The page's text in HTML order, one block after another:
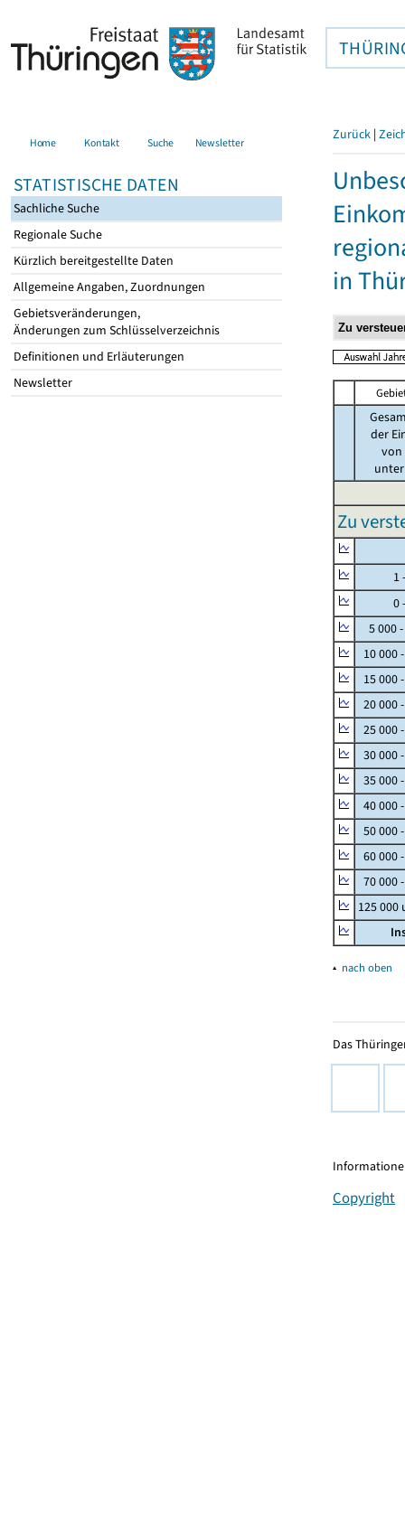
Home Kontakt Suche Newsletter
STATISTISCHE DATEN
Sachliche Suche
Regionale Suche
Kürzlich bereitgestellte Daten
Allgemeine Angaben, Zuordnungen
Gebietsveränderungen,
Änderungen zum Schlüsselverzeichnis
Definitionen und Erläuterungen
Newsletter
Zurück |
in
der
von
unter
Zu
1 -
0 -
5 000
10 000
15 000
20 000
25 000
30 000
35 000
40 000
50 000
60 000
70 000
125
▴ nach oben
Das
Copyright